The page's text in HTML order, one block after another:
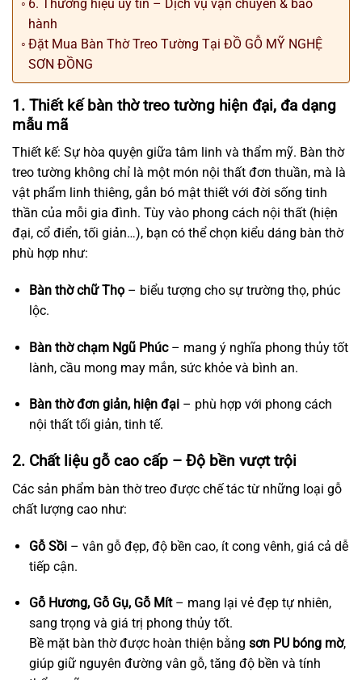
6. Thương hiệu uy tín – Dịch vụ vận chuyển & bảo
hành
Đặt Mua Bàn Thờ Treo Tường Tại ĐỒ GỖ MỸ NGHỆ
SƠN ĐỒNG
1. Thiết kế bàn thờ treo tường hiện đại, đa dạng
mẫu mã
Thiết kế: Sự hòa quyện giữa tâm linh và thẩm mỹ. Bàn thờ
treo tường không chỉ là một món nội thất đơn thuần, mà là
vật phẩm linh thiêng, gắn bó mật thiết với đời sống tinh
thần của mỗi gia đình. Tùy vào phong cách nội thất (hiện
đại, cổ điển, tối giản…), bạn có thể chọn kiểu dáng bàn thờ
phù hợp như:
Bàn thờ chữ Thọ– biểu tượng cho sự trường thọ, phúc
lộc.
Bàn thờ chạm Ngũ Phúc– mang ý nghĩa phong thủy tốt
lành, cầu mong may mắn, sức khỏe và bình an.
Bàn thờ đơn giản, hiện đại– phù hợp với phong cách
nội thất tối giản, tinh tế.
2. Chất liệu gỗ cao cấp – Độ bền vượt trội
Các sản phẩm bàn thờ treo được chế tác từ những loại gỗ
chất lượng cao như:
Gỗ Sồi– vân gỗ đẹp, độ bền cao, ít cong vênh, giá cả dễ
tiếp cận.
Gỗ Hương, Gỗ Gụ, Gỗ Mít– mang lại vẻ đẹp tự nhiên,
sang trọng và giá trị phong thủy tốt.
Bề mặt bàn thờ được hoàn thiện bằng sơn PU bóng mờ,
giúp giữ nguyên đường vân gỗ, tăng độ bền và tính